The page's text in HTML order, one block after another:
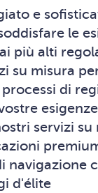
e
le
più alti
su misura
di
servizi
navigazione
d'élite